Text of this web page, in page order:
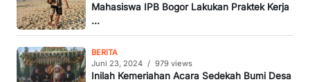
Mahasiswa IPB Bogor Lakukan Praktek Kerja
...
BERITA
Juni 23, 2024 / 979 views
Inilah Kemeriahan Acara Sedekah Bumi Desa